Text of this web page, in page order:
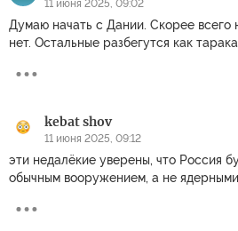
11 июня 2025, 09:02
Думаю начать с Дании. Скорее всего
нет. Остальные разбегутся как
kebat shov
11 июня 2025, 09:12
эти недалёкие уверены, что Россия
обычным вооружением, а не